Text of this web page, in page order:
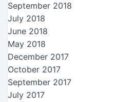
September 2018
July 2018
June 2018
May 2018
December 2017
October 2017
September 2017
July 2017